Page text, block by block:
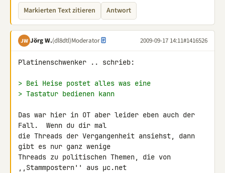
Markierten Text zitieren Antwort
JW Jörg W.(dl8dtl)Moderator 2009-09-17 14:11#1416526
Platinenschwenker .. schrieb:
> Bei Heise postet alles was eine
> Tastatur bedienen kann
Das war hier in OT aber leider eben auch der
Fall.  Wenn du dir mal
die Threads der Vergangenheit ansiehst, dann
gibt es nur ganz wenige
Threads zu politischen Themen, die von
,,Stammpostern'' aus µc.net